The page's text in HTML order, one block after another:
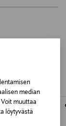
median
muuttaa
löytyvästä
paidat,